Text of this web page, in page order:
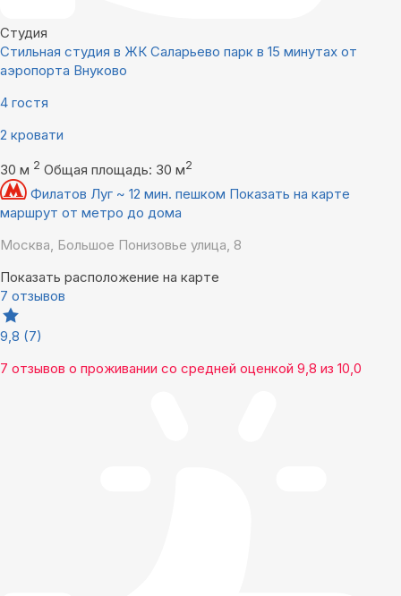
Студия
Стильная студия в ЖК Саларьево парк в 15 минутах от
аэропорта Внуково
4 гостя
2 кровати
30 м 2 Общая площадь: 30 м2
Филатов Луг ~ 12 мин. пешком Показать на карте
маршрут от метро до дома
Москва, Большое Понизовье улица, 8
Показать расположение на карте
7 отзывов
9,8 (7)
7 отзывов о проживании со средней оценкой 9,8 из 10,0